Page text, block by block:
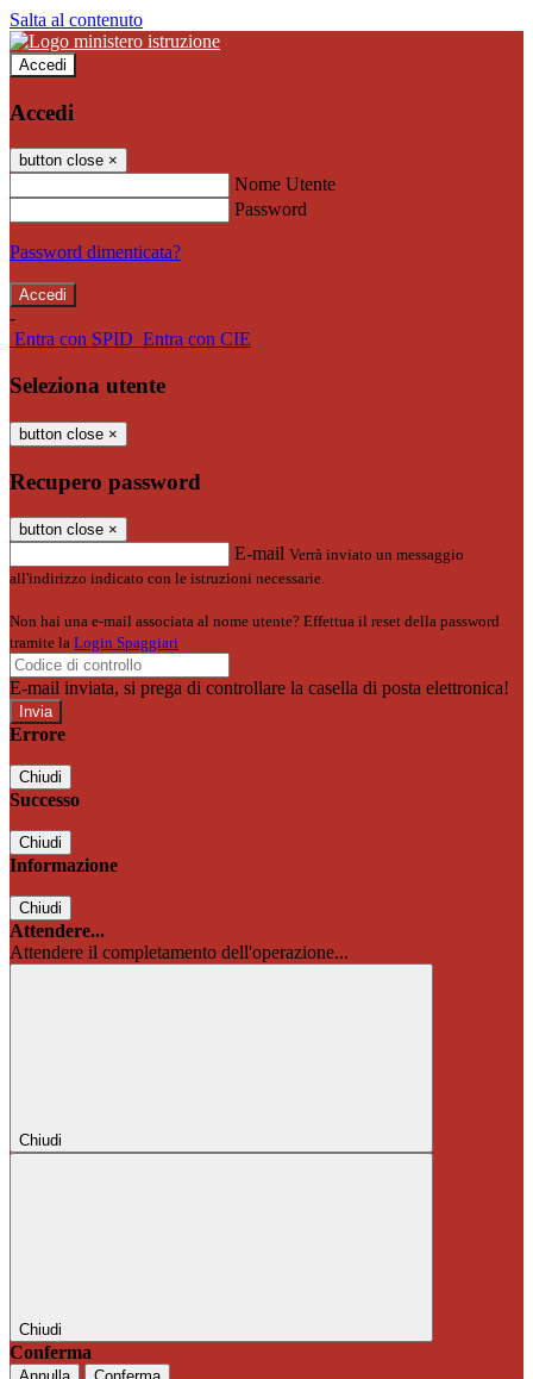
Salta al contenuto
Accedi
Accedi
button close ×
Nome Utente
Password
Password dimenticata?
-
Entra con SPID Entra con CIE
Seleziona utente
button close ×
Recupero password
button close ×
E-mail Verrà inviato un messaggio
all'indirizzo indicato con le istruzioni necessarie.
Non hai una e-mail associata al nome utente? Effettua il reset della password
tramite la Login Spaggiari
E-mail inviata, si prega di controllare la casella di posta elettronica!
Errore
Chiudi
Successo
Chiudi
Informazione
Chiudi
Attendere...
Attendere il completamento dell'operazione...
Chiudi
Chiudi
Conferma